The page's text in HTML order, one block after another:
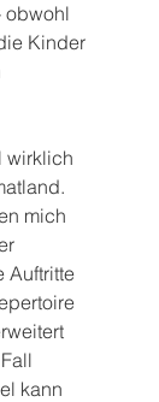
obwohl
Kinder
wirklich
mich
Auftritte
kann